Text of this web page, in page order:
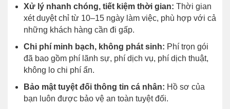
Xử lý nhanh chóng, tiết kiệm thời gian: Thời gian
xét duyệt chỉ từ 10–15 ngày làm việc, phù hợp với cả
những khách hàng cần đi gấp.
Chi phí minh bạch, không phát sinh: Phí trọn gói
đã bao gồm phí lãnh sự, phí dịch vụ, phí dịch thuật,
không lo chi phí ẩn.
Bảo mật tuyệt đối thông tin cá nhân: Hồ sơ của
bạn luôn được bảo vệ an toàn tuyệt đối.